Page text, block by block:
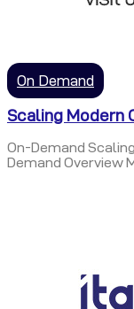
On Demand
Scaling Modern
On-Demand
Demand Overview